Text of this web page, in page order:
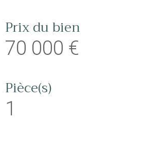
Prix du bien
70 000 €
Pièce(s)
1